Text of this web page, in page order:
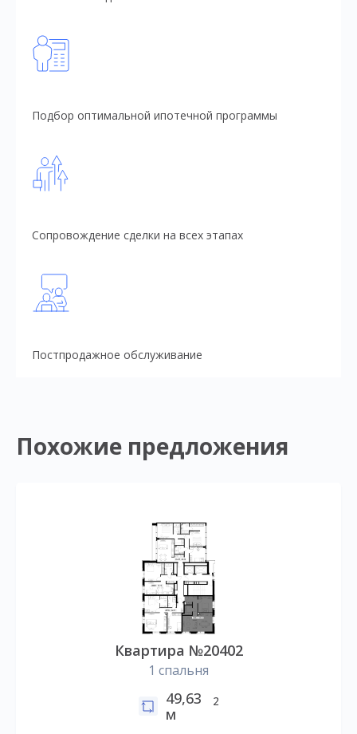
Подбор оптимальной ипотечной программы
Сопровождение сделки на всех этапах
Постпродажное обслуживание
Похожие предложения
Квартира №20402
1 спальня
49,63
м
2